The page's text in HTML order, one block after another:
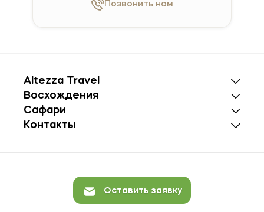
Позвонитьнам
Altezza Travel
Восхождения
Сафари
Контакты
Оставить заявку